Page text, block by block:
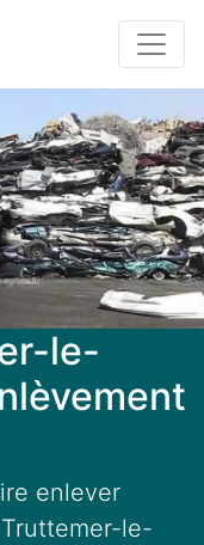
le-
enlever
le-